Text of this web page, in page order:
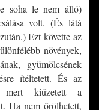
soha le nem álló)
volt. (És látá
Ezt követte az
növények,
gyümölcsének
ítéltetett. És az
mert kiűzetett a
Ha nem őrölhetett,